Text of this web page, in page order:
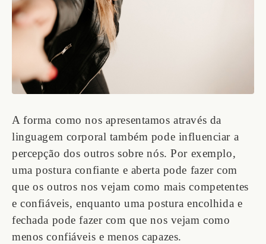
A forma como nos apresentamos através da
linguagem corporal também pode influenciar a
percepção dos outros sobre nós. Por exemplo,
uma postura confiante e aberta pode fazer com
que os outros nos vejam como mais competentes
e confiáveis, enquanto uma postura encolhida e
fechada pode fazer com que nos vejam como
menos confiáveis e menos capazes.